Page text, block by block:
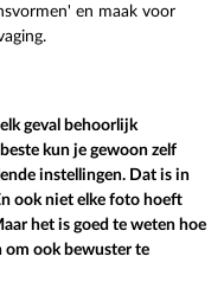
en maak voor
geval behoorlijk
kun je gewoon zelf
instellingen. Dat is in
ook niet elke foto hoeft
het is goed te weten hoe
om ook bewuster te